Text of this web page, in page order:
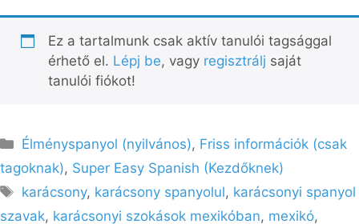
Ez a tartalmunk csak aktív tanulói tagsággal
érhető el. Lépj be, vagy regisztrálj saját
tanulói fiókot!
Kategória
Élményspanyol (nyilvános), Friss információk (csak
tagoknak), Super Easy Spanish (Kezdőknek)
Címkék
karácsony, karácsony spanyolul, karácsonyi spanyol
szavak, karácsonyi szokások mexikóban, mexikó,